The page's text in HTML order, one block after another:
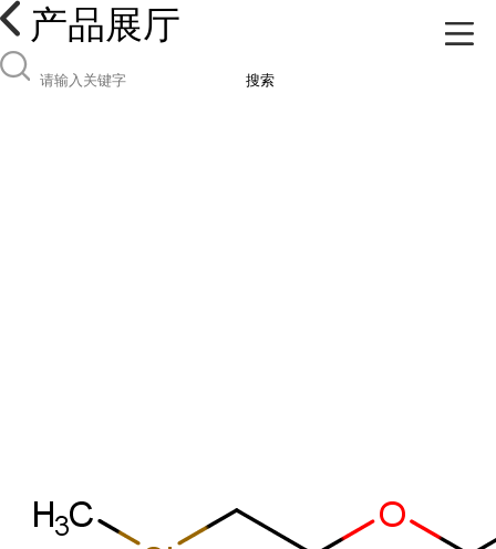
产品展厅
搜索